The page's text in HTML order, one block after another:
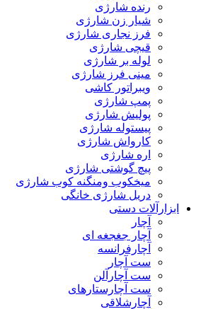
رنده شارژی
شیار زن شارژی
فرز نجاری شارژی
قیچی شارژی
لوله بر شارژی
مینی فرز شارژی
ویبراتور کاشی
پمپ شارژی
پولیش شارژی
پیستوله شارژی
کارواش شارژی
اره شارژی
پیچ گوشتی شارژی
میخکوب ومنگنه کوب شارژی
دریل شارژی خانگی
ابزارآلات دستی
آچار
آچار جغجغه ای
آچارفرانسه
ست آچار
ست آچارآلن
ست آچارستارهای
آچارشلاقی